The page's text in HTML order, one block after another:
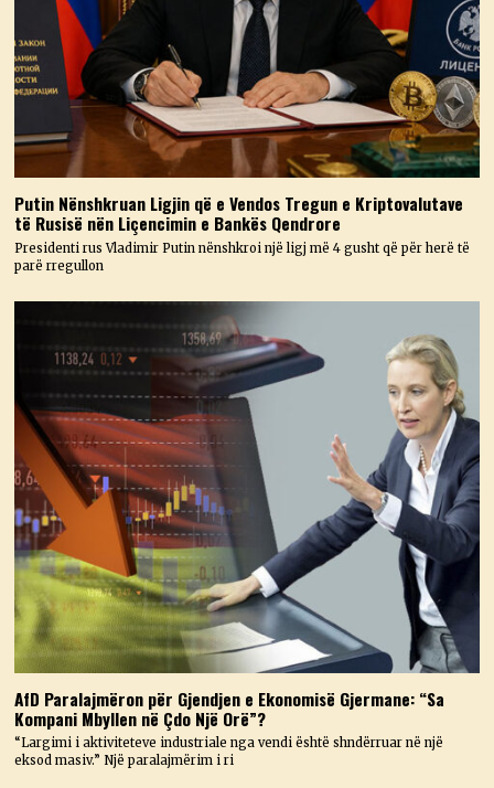
Putin Nënshkruan Ligjin që e Vendos Tregun e Kriptovalutave
të Rusisë nën Liçencimin e Bankës Qendrore
Presidenti rus Vladimir Putin nënshkroi një ligj më 4 gusht që për herë të
parë rregullon
AfD Paralajmëron për Gjendjen e Ekonomisë Gjermane: “Sa
Kompani Mbyllen në Çdo Një Orë”?
“Largimi i aktiviteteve industriale nga vendi është shndërruar në një
eksod masiv.” Një paralajmërim i ri